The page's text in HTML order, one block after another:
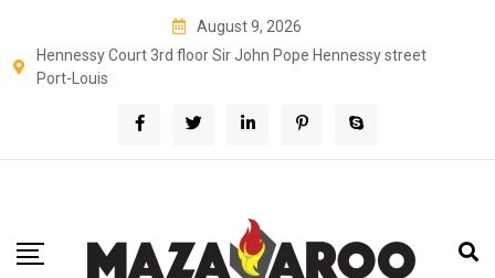
content
August 9, 2026
Hennessy Court 3rd floor Sir John Pope Hennessy street
Port-Louis